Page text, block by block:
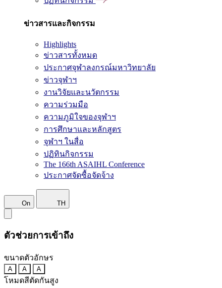
ข่าวสารและกิจกรรม
Highlights
ข่าวสารทั้งหมด
ประกาศจุฬาลงกรณ์มหาวิทยาลัย
ข่าวจุฬาฯ
งานวิจัยและนวัตกรรม
ความร่วมมือ
ความภูมิใจของจุฬาฯ
การศึกษาและหลักสูตร
จุฬาฯ ในสื่อ
ปฏิทินกิจกรรม
The 166th ASAIHL Conference
ประกาศจัดซื้อจัดจ้าง
On TH
ตัวช่วยการเข้าถึง
ขนาดตัวอักษร
A A A
โหมดสีตัดกันสูง